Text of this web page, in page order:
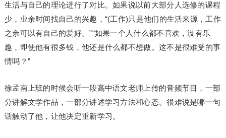
生活与自己的理论进行了对比。如果说以前大部分人选修的课程
少，业余时间找自己的兴趣，“(工作)只是他们的生活来源，工作
之余可以有自己的爱好。”“如果一个人什么都不喜欢，没有乐
趣，即使他有很多钱，他还是什么都不想做。这不是很难受的事
情吗？”
徐孟南上班的时候会听一段高中语文老师上传的音频节目，一部
分讲解文学作品，一部分讲述学习方法和心态。很难说是哪一句
话触动了他，让他决定重新学习。